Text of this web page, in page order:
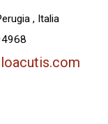
, Italia